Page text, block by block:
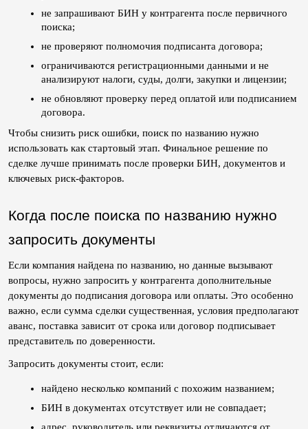
не запрашивают БИН у контрагента после первичного
поиска;
не проверяют полномочия подписанта договора;
ограничиваются регистрационными данными и не
анализируют налоги, суды, долги, закупки и лицензии;
не обновляют проверку перед оплатой или подписанием
договора.
Чтобы снизить риск ошибки, поиск по названию нужно
использовать как стартовый этап. Финальное решение по
сделке лучше принимать после проверки БИН, документов и
ключевых риск-факторов.
Когда после поиска по названию нужно
запросить документы
Если компания найдена по названию, но данные вызывают
вопросы, нужно запросить у контрагента дополнительные
документы до подписания договора или оплаты. Это особенно
важно, если сумма сделки существенная, условия предполагают
аванс, поставка зависит от срока или договор подписывает
представитель по доверенности.
Запросить документы стоит, если:
найдено несколько компаний с похожим названием;
БИН в документах отсутствует или не совпадает;